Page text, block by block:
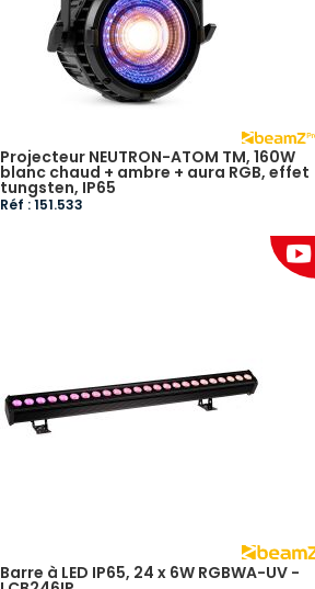
Projecteur NEUTRON-ATOM TM, 160W
blanc chaud + ambre + aura RGB, effet
tungsten, IP65
Réf : 151.533
Barre à LED IP65, 24 x 6W RGBWA-UV -